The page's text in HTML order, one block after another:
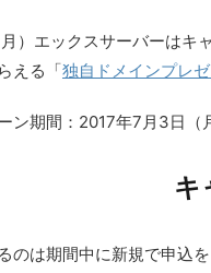
）エックスサーバーはキ
える「独自ドメインプレ
ン期間：2017年7月3日
キ
のは期間中に新規で申込